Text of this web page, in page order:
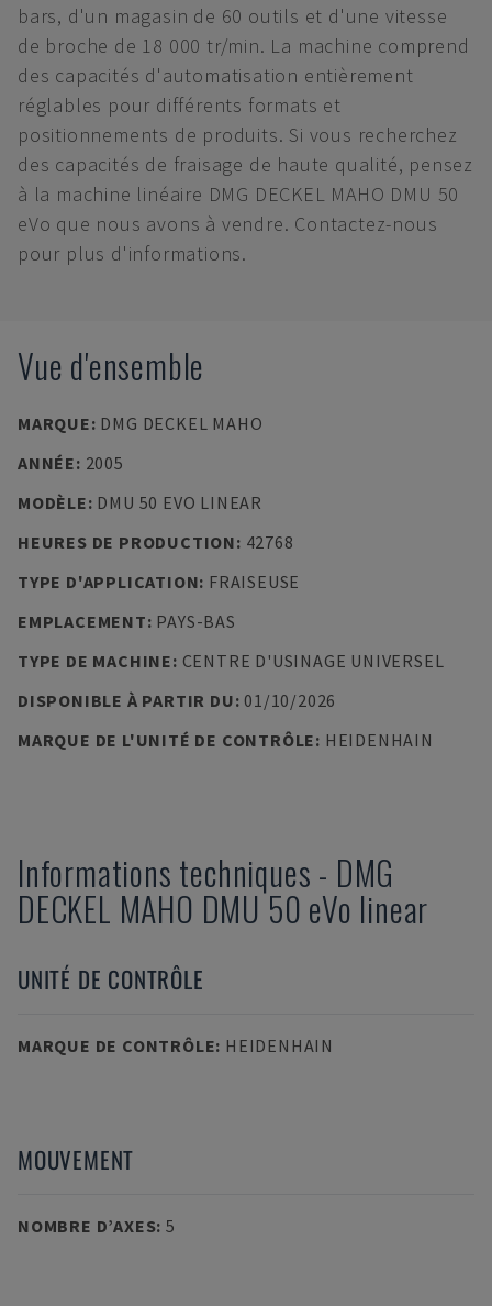
bars, d'un magasin de 60 outils et d'une vitesse
de broche de 18 000 tr/min. La machine comprend
des capacités d'automatisation entièrement
réglables pour différents formats et
positionnements de produits. Si vous recherchez
des capacités de fraisage de haute qualité, pensez
à la machine linéaire DMG DECKEL MAHO DMU 50
eVo que nous avons à vendre. Contactez-nous
pour plus d'informations.
Vue d'ensemble
MARQUE: DMG DECKEL MAHO
ANNÉE: 2005
MODÈLE: DMU 50 EVO LINEAR
HEURES DE PRODUCTION: 42768
TYPE D'APPLICATION: FRAISEUSE
EMPLACEMENT: PAYS-BAS
TYPE DE MACHINE: CENTRE D'USINAGE UNIVERSEL
DISPONIBLE À PARTIR DU: 01/10/2026
MARQUE DE L'UNITÉ DE CONTRÔLE: HEIDENHAIN
Informations techniques - DMG
DECKEL MAHO DMU 50 eVo linear
UNITÉ DE CONTRÔLE
MARQUE DE CONTRÔLE: HEIDENHAIN
MOUVEMENT
NOMBRE D’AXES: 5